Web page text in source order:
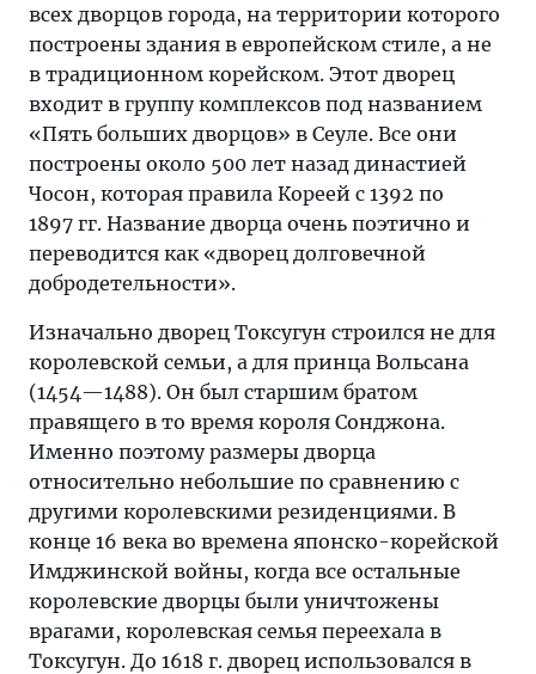
всех дворцов города, на территории которого
построены здания в европейском стиле, а не
в традиционном корейском. Этот дворец
входит в группу комплексов под названием
«Пять больших дворцов» в Сеуле. Все они
построены около 500 лет назад династией
Чосон, которая правила Кореей с 1392 по
1897 гг. Название дворца очень поэтично и
переводится как «дворец долговечной
добродетельности».
Изначально дворец Токсугун строился не для
королевской семьи, а для принца Вольсана
(1454—1488). Он был старшим братом
правящего в то время короля Сонджона.
Именно поэтому размеры дворца
относительно небольшие по сравнению с
другими королевскими резиденциями. В
конце 16 века во времена японско-корейской
Имджинской войны, когда все остальные
королевские дворцы были уничтожены
врагами, королевская семья переехала в
Токсугун. До 1618 г. дворец использовался в